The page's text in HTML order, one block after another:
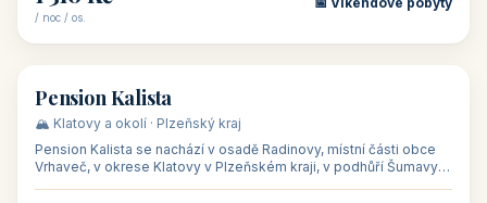
/ noc / os.
🏡 penzion
Pension Kalista
🏔️ Klatovy a okolí · Plzeňský kraj
Pension Kalista se nachází v osadě Radinovy, místní části obce
Vrhaveč, v okrese Klatovy v Plzeňském kraji, v podhůří Šumavy